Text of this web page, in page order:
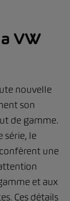
VW
nouvelle
son
de gamme.
série, le
une
et aux
Ces détails